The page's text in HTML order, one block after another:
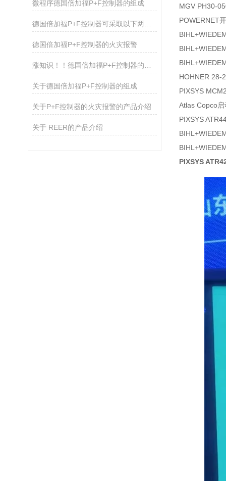
微程序德国倍加福P+F控制器的组成
德国倍加福P+F控制器可采取以下两种办法的介绍
德国倍加福P+F控制器的火灾报警
关于德国倍加福P+F控制器的组成
关于P+F控制器的火灾报警的产品介绍
关于 REER的产品介绍
MGV PH30-
POWERNET
HOHNER 28-
PIXSYS
Atlas Copco
PIXSYS
PIXSYS